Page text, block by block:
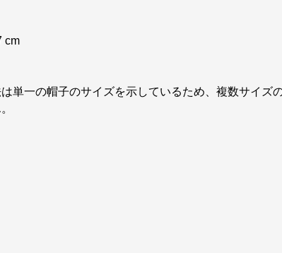
cm
単一の帽子のサイズを示しているため、複数サイズ